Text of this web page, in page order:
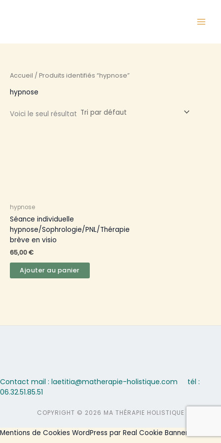
Accueil / Produits identifiés “hypnose”
hypnose
Voici le seul résultat
hypnose
Séance individuelle
hypnose/Sophrologie/PNL/Thérapie
brève en visio
65,00€
Ajouter au panier
Contact mail : laetitia@matherapie-holistique.com tél :
06.32.51.85.51
COPYRIGHT © 2026 MA THÉRAPIE HOLISTIQUE
Mentions de Cookies WordPress par Real Cookie Banner